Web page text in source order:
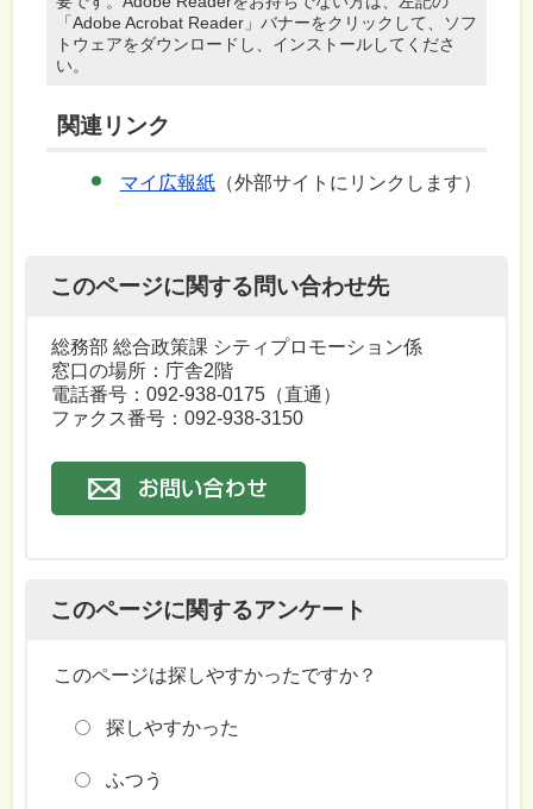
「Adobe Acrobat Reader」バナーをクリックして、ソフ
トウェアをダウンロードし、インストールしてくださ
い。
関連リンク
マイ広報紙（外部サイトにリンクします）
このページに関する問い合わせ先
総務部 総合政策課 シティプロモーション係
窓口の場所：庁舎2階
電話番号：092-938-0175（直通）
ファクス番号：092-938-3150
このページに関するアンケート
このページは探しやすかったですか？
探しやすかった
ふつう